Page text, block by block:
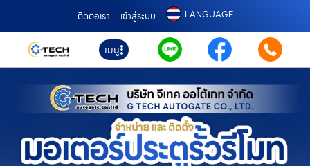
ติดต่อเรา เข้าสู่ระบบ LANGUAGE
เมนู